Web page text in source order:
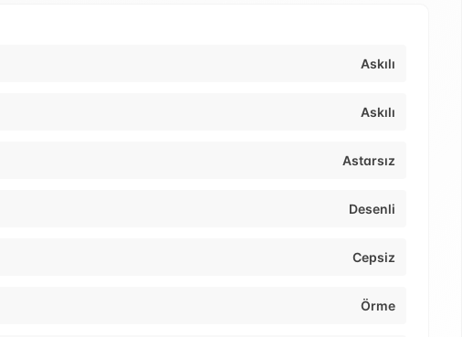
Askılı
Askılı
Astarsız
Desenli
Cepsiz
Örme